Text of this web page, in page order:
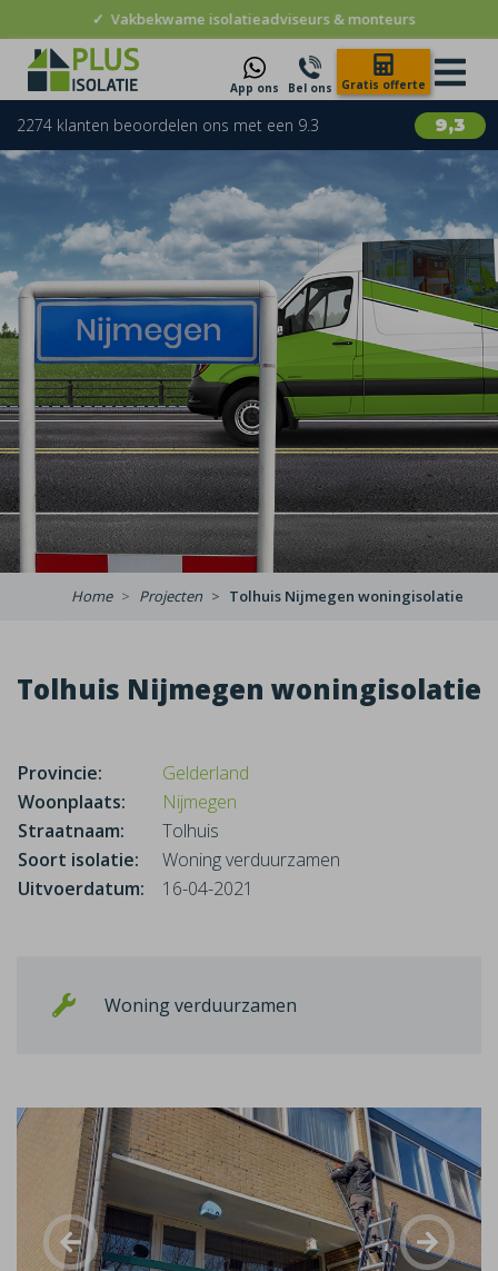
✓ Vakbekwame isolatieadviseurs & monteurs
App ons Bel ons Gratis offerte
9,3
2274 klanten beoordelen ons met een 9.3
Home Projecten Tolhuis Nijmegen woningisolatie
Tolhuis Nijmegen woningisolatie
Provincie:
Gelderland
Woonplaats:
Nijmegen
Straatnaam:
Tolhuis
Soort isolatie:
Woning verduurzamen
Uitvoerdatum:
16-04-2021
Woning verduurzamen